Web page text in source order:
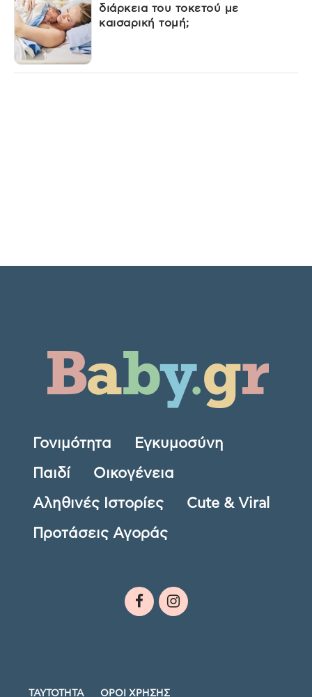
διάρκεια του τοκετού με
καισαρική τομή;
Γονιμότητα Εγκυμοσύνη
Παιδί Οικογένεια
Αληθινές Ιστορίες Cute & Viral
Προτάσεις Αγοράς
ΤΑΥΤΟΤΗΤΑ ΟΡΟΙ ΧΡΗΣΗΣ